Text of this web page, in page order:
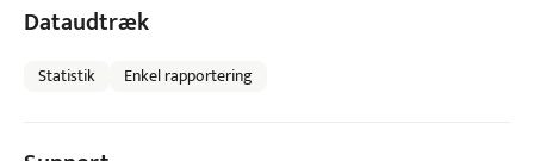
Dataudtræk
Statistik Enkel rapportering